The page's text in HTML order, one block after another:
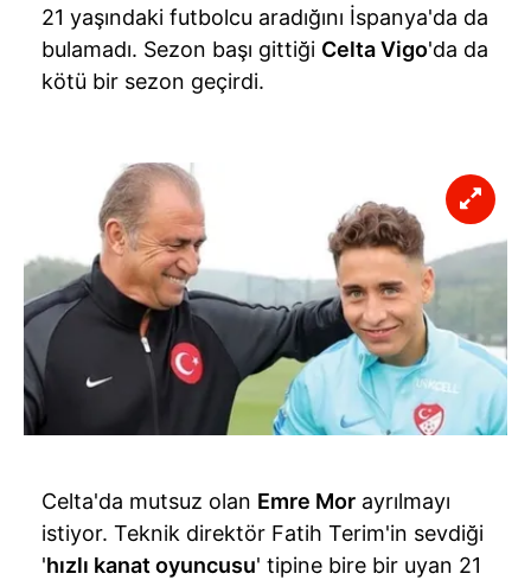
21 yaşındaki futbolcu aradığını İspanya'da da
bulamadı. Sezon başı gittiği CeltaVigo'da da
kötü bir sezon geçirdi.
Celta'da mutsuz olan Emre Mor ayrılmayı
istiyor. Teknik direktör Fatih Terim'in sevdiği
'hızlı kanat oyuncusu' tipine bire bir uyan 21